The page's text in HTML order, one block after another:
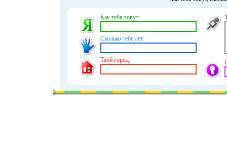
Как тебя зовут:
Сколько тебе лет:
Твой город: